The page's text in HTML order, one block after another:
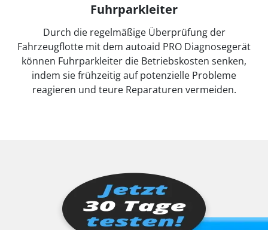
Fuhrparkleiter
Durch die regelmäßige Überprüfung der
Fahrzeugflotte mit dem autoaid PRO Diagnosegerät
können Fuhrparkleiter die Betriebskosten senken,
indem sie frühzeitig auf potenzielle Probleme
reagieren und teure Reparaturen vermeiden.